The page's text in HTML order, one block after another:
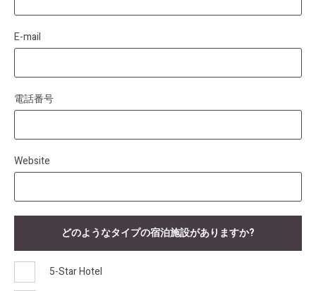
E-mail
電話番号
Website
どのようなタイプの宿泊施設がありますか?
5-Star Hotel